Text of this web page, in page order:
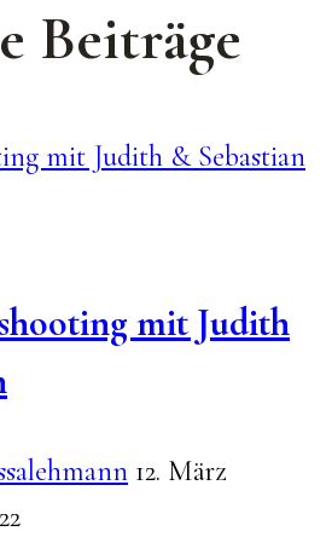
Beiträge
mit Judith
12. März